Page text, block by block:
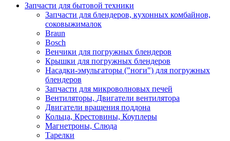
Запчасти для бытовой техники
Запчасти для блендеров, кухонных комбайнов,
соковыжималок
Braun
Bosch
Венчики для погружных блендеров
Крышки для погружных блендеров
Насадки-эмульгаторы ("ноги") для погружных
блендеров
Запчасти для микроволновых печей
Вентиляторы, Двигатели вентилятора
Двигатели вращения поддона
Кольца, Крестовины, Коуплеры
Магнетроны, Слюда
Тарелки